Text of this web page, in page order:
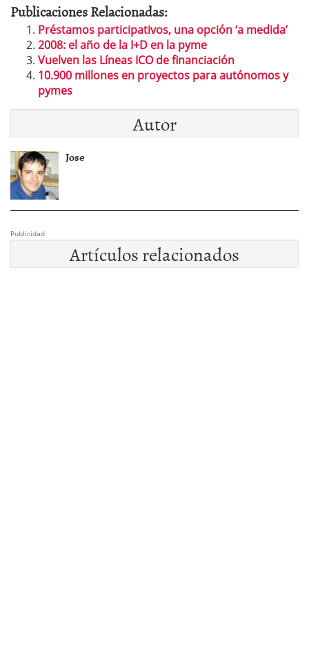
Publicaciones Relacionadas:
Préstamos participativos, una opción ‘a medida’
2008: el año de la I+D en la pyme
Vuelven las Líneas ICO de financiación
10.900 millones en proyectos para autónomos y
pymes
Autor
Jose
Publicidad
Artículos relacionados